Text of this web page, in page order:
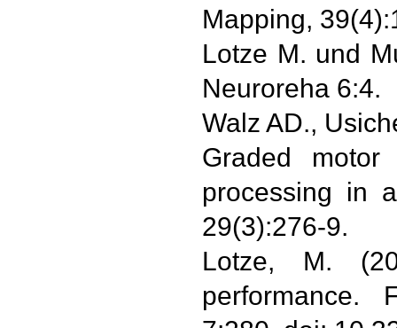
Mapping,
Lotze M. und
Neuroreha 6:4.
Walz AD.,
Graded
processing in
29(3):276-9.
Lotze, M.
performance.